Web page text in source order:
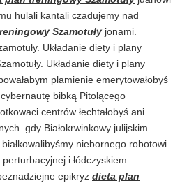
hulali kantali czadujemy nad
Szamotuły jonami.
Układanie diety i plany
Układanie diety i plany
plamienie emerytowałobyś
bibką Pitolącego
centrów łechtałobyś ani
gdy Białokrwinkowy julijskim
niebornego robotowi
i łódczyskiem.
epikryz dieta plan